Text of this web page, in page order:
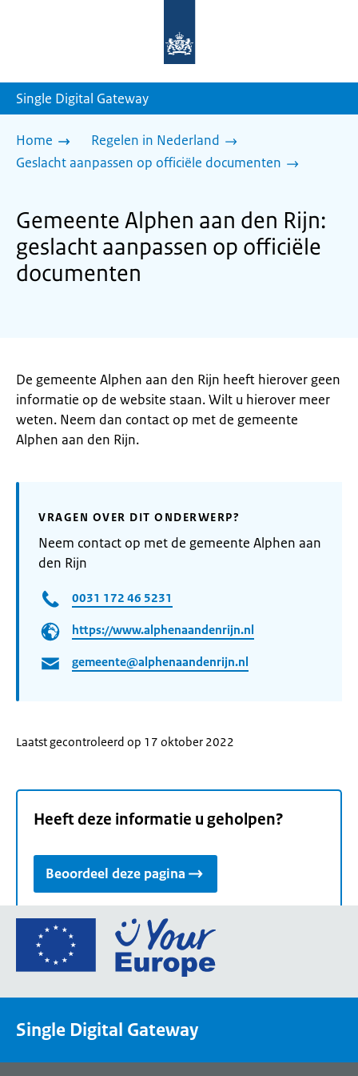
homepage
Single Digital Gateway
Home
Regelen in Nederland
Geslacht aanpassen op officiële documenten
Gemeente Alphen aan den Rijn:
geslacht aanpassen op officiële
documenten
De gemeente Alphen aan den Rijn heeft hierover geen
informatie op de website staan. Wilt u hierover meer
weten. Neem dan contact op met de gemeente
Alphen aan den Rijn.
VRAGEN OVER DIT ONDERWERP?
Neem contact op met de gemeente Alphen aan
den Rijn
0031 172 46 5231
https://www.alphenaandenrijn.nl
gemeente@alphenaandenrijn.nl
Laatst gecontroleerd op 17 oktober 2022
Heeft deze informatie u geholpen?
Beoordeel deze pagina
Ga
de
een
Single Digital Gateway